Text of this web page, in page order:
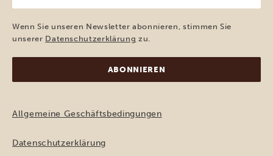
Mail-
Adresse
(erforderlich)
Wenn Sie unseren Newsletter abonnieren, stimmen Sie
unserer Datenschutzerklärung zu.
Allgemeine Geschäftsbedingungen
Datenschutzerklärung